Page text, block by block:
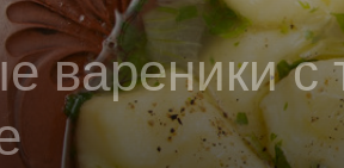
вареники с